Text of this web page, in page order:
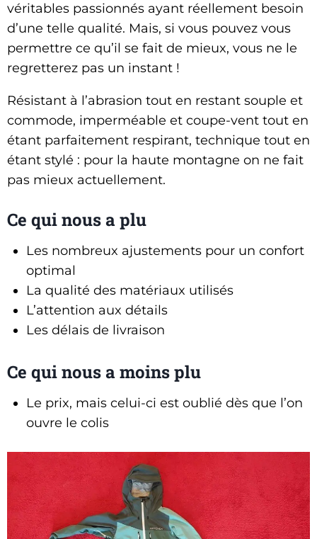
véritables passionnés ayant réellement besoin
d’une telle qualité. Mais, si vous pouvez vous
permettre ce qu’il se fait de mieux, vous ne le
regretterez pas un instant !
Résistant à l’abrasion tout en restant souple et
commode, imperméable et coupe-vent tout en
étant parfaitement respirant, technique tout en
étant stylé : pour la haute montagne on ne fait
pas mieux actuellement.
Ce qui nous a plu
Les nombreux ajustements pour un confort
optimal
La qualité des matériaux utilisés
L’attention aux détails
Les délais de livraison
Ce qui nous a moins plu
Le prix, mais celui-ci est oublié dès que l’on
ouvre le colis